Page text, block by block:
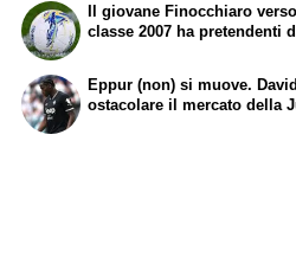
Il giovane Finocchiaro
classe 2007 ha pretendenti
Eppur (non) si muove.
ostacolare il mercato della